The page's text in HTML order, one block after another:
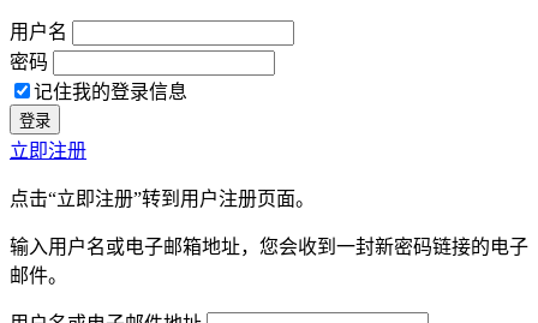
用户名
密码
记住我的登录信息
立即注册
点击“立即注册”转到用户注册页面。
输入用户名或电子邮箱地址，您会收到一封新密码链接的电子
邮件。